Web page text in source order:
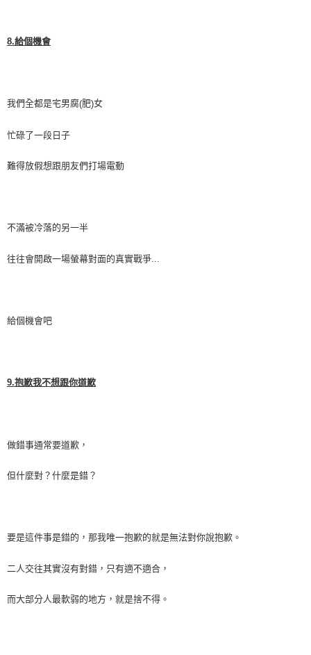
8.給個機會
我們全都是宅男腐(肥)女
忙碌了一段日子
難得放假想跟朋友們打場電動
不滿被冷落的另一半
往往會開啟一場螢幕對面的真實戰爭
給個機會吧
9.抱歉我不想跟你道歉
做錯事通常要道歉，
但什麼對？什麼是錯？
要是這件事是錯的，那我唯一抱歉的就是無法對你說抱歉。
二人交往其實沒有對錯，只有適不適合，
而大部分人最軟弱的地方，就是捨不得。